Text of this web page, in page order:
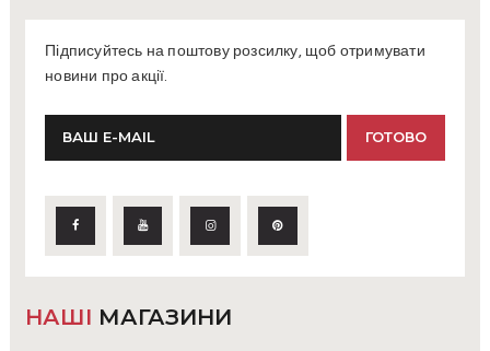
Підписуйтесь на поштову розсилку, щоб отримувати
новини про акції.
НАШІ МАГАЗИНИ